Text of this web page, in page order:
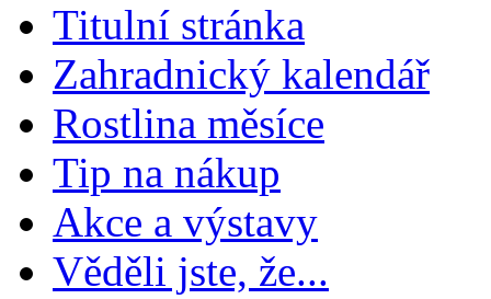
Titulní stránka
Zahradnický kalendář
Rostlina měsíce
Tip na nákup
Akce a výstavy
Věděli jste, že...